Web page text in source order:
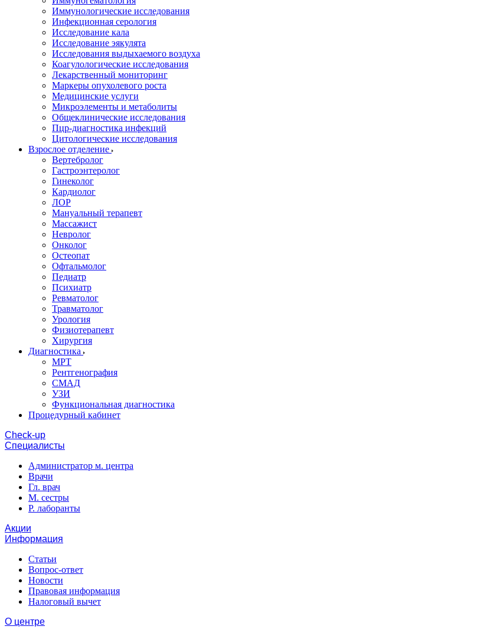
Иммунологические исследования
Инфекционная серология
Исследование кала
Исследование эякулята
Исследования выдыхаемого воздуха
Коагулологические исследования
Лекарственный мониторинг
Маркеры опухолевого роста
Медицинские услуги
Микроэлементы и метаболиты
Общеклинические исследования
Пцр-диагностика инфекций
Цитологические исследования
Взрослое отделение
Вертебролог
Гастроэнтеролог
Гинеколог
Кардиолог
ЛОР
Мануальный терапевт
Массажист
Невролог
Онколог
Остеопат
Офтальмолог
Педиатр
Психиатр
Ревматолог
Травматолог
Урология
Физиотерапевт
Хирургия
Диагностика
МРТ
Рентгенография
СМАД
УЗИ
Функциональная диагностика
Процедурный кабинет
Cheсk-up
Специалисты
Администратор м. центра
Врачи
Гл. врач
М. сестры
Р. лаборанты
Акции
Информация
Статьи
Вопрос-ответ
Новости
Правовая информация
Налоговый вычет
О центре